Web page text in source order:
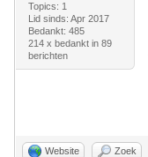
Topics: 1
Lid sinds: Apr 2017
Bedankt: 485
214 x bedankt in 89
berichten
Website Zoek